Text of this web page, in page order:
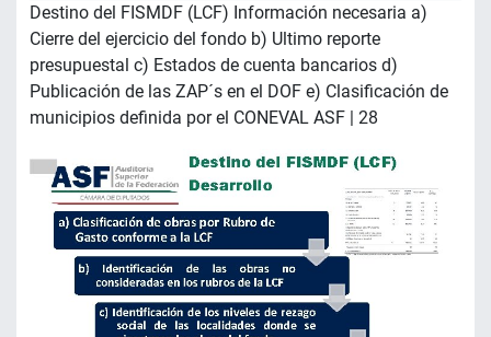
Destino del FISMDF (LCF) Información necesaria a)
Cierre del ejercicio del fondo b) Ultimo reporte
presupuestal c) Estados de cuenta bancarios d)
Publicación de las ZAP´s en el DOF e) Clasificación de
municipios definida por el CONEVAL ASF | 28